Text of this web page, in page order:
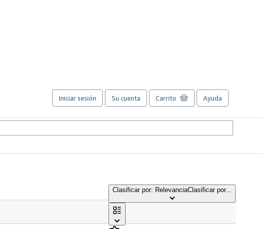
Iniciar sesión Su cuenta Carrito Ayuda
Clasificar por: RelevanciaClasificar por...